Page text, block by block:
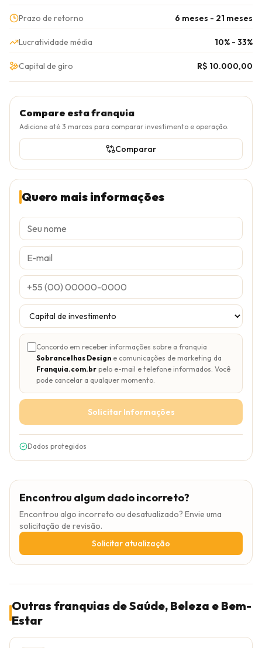
Prazo de retorno 6 meses - 21 meses
Lucratividade média 10% - 33%
Capital de giro R$ 10.000,00
Compare esta franquia
Adicione até 3 marcas para comparar investimento e operação.
Comparar
Quero mais informações
Concordo em receber informações sobre a franquia
Sobrancelhas Design e comunicações de marketing da
Franquia.com.br pelo e-mail e telefone informados. Você
pode cancelar a qualquer momento.
Solicitar Informações
Dados protegidos
Encontrou algum dado incorreto?
Encontrou algo incorreto ou desatualizado? Envie uma
solicitação de revisão.
Solicitar atualização
Outras franquias de Saúde, Beleza e Bem-
Estar